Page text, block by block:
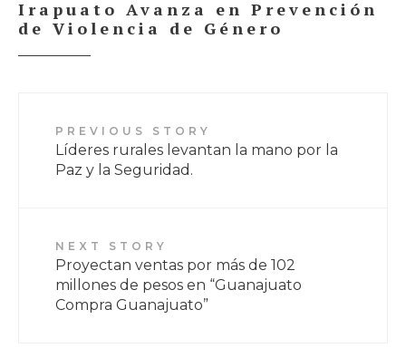
Irapuato Avanza en Prevención
de Violencia de Género
PREVIOUS STORY
Líderes rurales levantan la mano por la
Paz y la Seguridad.
NEXT STORY
Proyectan ventas por más de 102
millones de pesos en “Guanajuato
Compra Guanajuato”